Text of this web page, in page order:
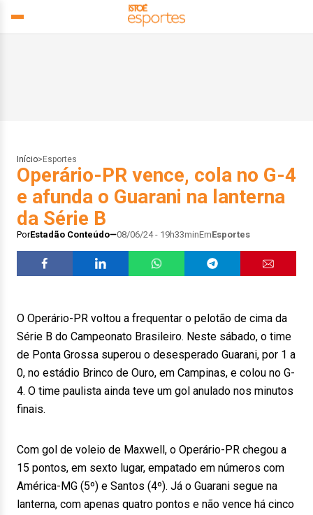
Início> Esportes
Operário-PR vence, cola no G-4
e afunda o Guarani na lanterna
da Série B
PorEstadão Conteúdo 08/06/24 - 19h33minEmEsportes
O Operário-PR voltou a frequentar o pelotão de cima da
Série B do Campeonato Brasileiro. Neste sábado, o time
de Ponta Grossa superou o desesperado Guarani, por 1 a
0, no estádio Brinco de Ouro, em Campinas, e colou no G-
4. O time paulista ainda teve um gol anulado nos minutos
finais.
Com gol de voleio de Maxwell, o Operário-PR chegou a
15 pontos, em sexto lugar, empatado em números com
América-MG (5º) e Santos (4º). Já o Guarani segue na
lanterna, com apenas quatro pontos e não vence há cinco